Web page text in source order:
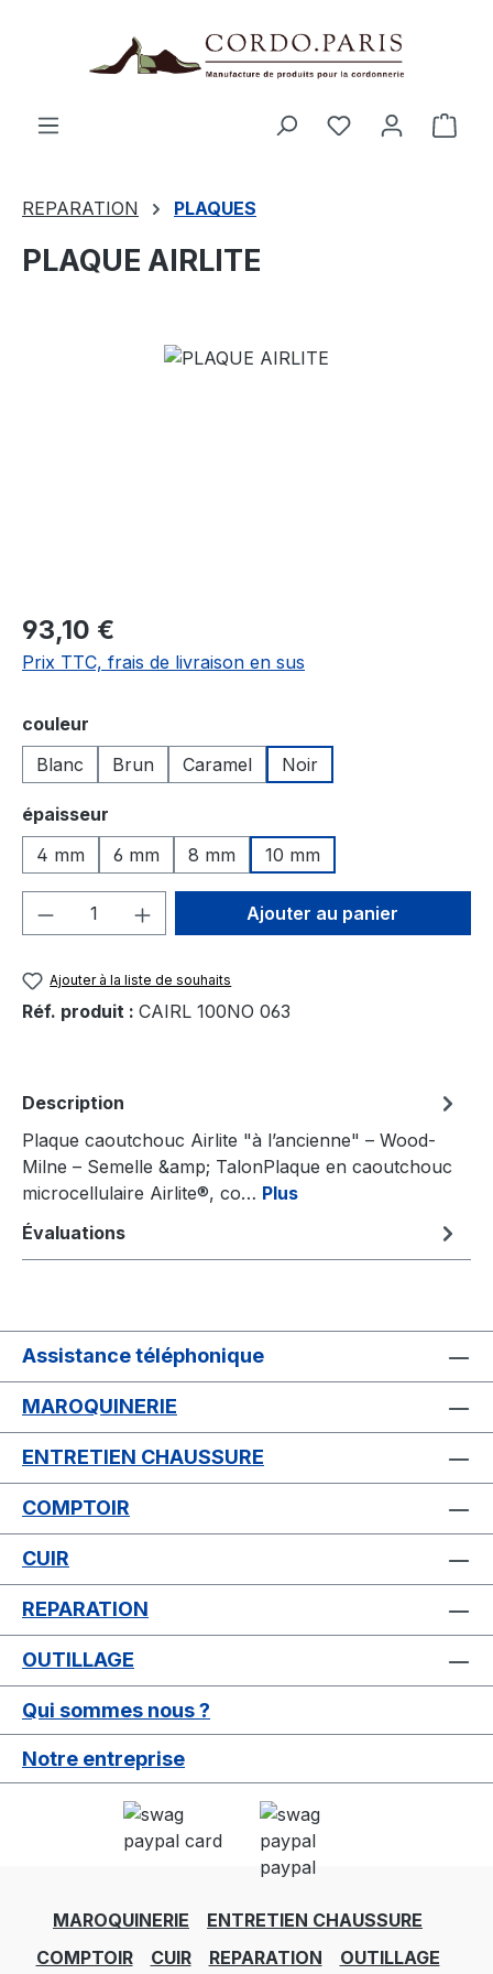
Le
REPARATION PLAQUES
PLAQUE AIRLITE
Ignorer la galerie d'images
93,10 €
Prix TTC, frais de livraison en sus
Sélectionnez
couleur
Blanc
Brun Caramel Noir
Sélectionnez
épaisseur
4 mm
6 mm 8 mm 10 mm
Quantité de produit : Entrez la
Ajouter au panier
Ajouter à la liste de souhaits
Réf. produit : CAIRL 100NO 063
Description
Plaque caoutchouc Airlite "à l’ancienne" – Wood-
Milne – Semelle &amp; TalonPlaque en caoutchouc
microcellulaire Airlite®, co… Plus
Évaluations
Assistance téléphonique
MAROQUINERIE
ENTRETIEN CHAUSSURE
COMPTOIR
CUIR
REPARATION
OUTILLAGE
Qui sommes nous ?
Notre entreprise
MAROQUINERIE
ENTRETIEN CHAUSSURE
COMPTOIR
CUIR REPARATION OUTILLAGE